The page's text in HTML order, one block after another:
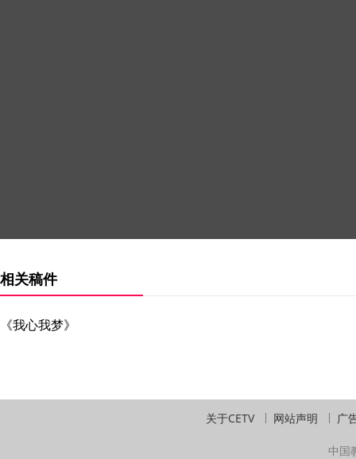
相关稿件
《我心我梦》
关于CETV 网站声明 广
中国